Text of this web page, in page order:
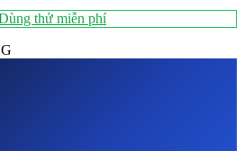
thử miễn phí